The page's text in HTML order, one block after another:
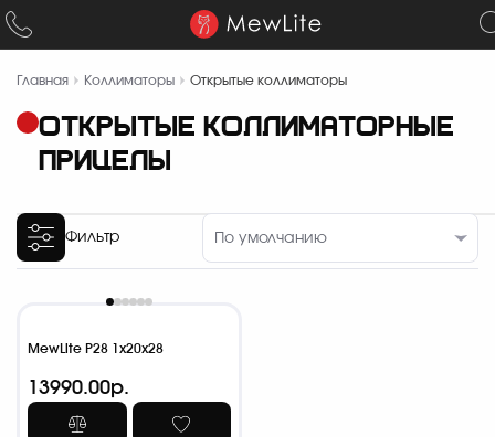
Главная Коллиматоры Открытые коллиматоры
ОТКРЫТЫЕ КОЛЛИМАТОРНЫЕ
ПРИЦЕЛЫ
Фильтр
MewLite P28 1x20x28
13990.00р.